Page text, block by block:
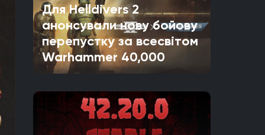
Для Helldivers 2
анонсували нову бойову
перепустку за всесвітом
Warhammer 40,000